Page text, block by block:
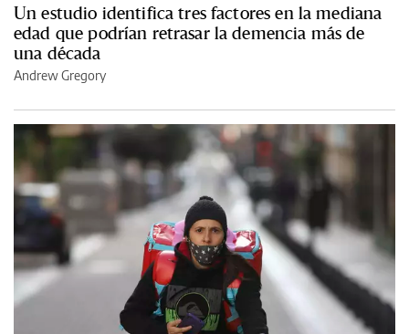
Un estudio identifica tres factores en la mediana
edad que podrían retrasar la demencia más de
una década
Andrew Gregory